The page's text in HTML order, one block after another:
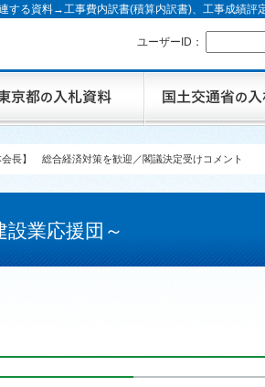
する資料→工事費内訳書(積算内訳書)、工事成績
ユーザーID：
会長】 総合経済対策を歓迎／閣議決定受けコメント
業応援団～